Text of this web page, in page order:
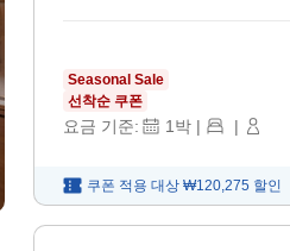
Seasonal Sale
선착순 쿠폰
요금 기준: 1 박 | |
쿠폰 적용 대상 ₩120,275 할인